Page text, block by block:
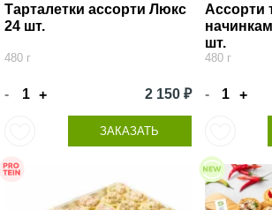
Тарталетки ассорти Люкс
24 шт.
480 г
- + 2 150 ₽
ЗАКАЗАТЬ
Ассорти
шт.
480 г
- +